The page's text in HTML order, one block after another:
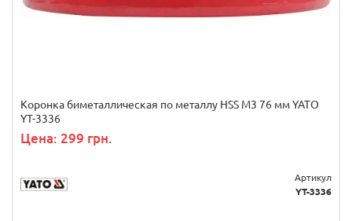
Коронка биметаллическая по металлу HSS M3 76 мм YATO
YT-3336
Цена: 299 грн.
Артикул
YT-3336